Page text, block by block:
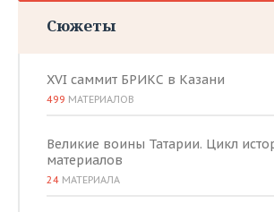
Сюжеты
XVI саммит БРИКС в Казани
499 МАТЕРИАЛОВ
Великие воины Татарии. Цикл
материалов
24 МАТЕРИАЛА